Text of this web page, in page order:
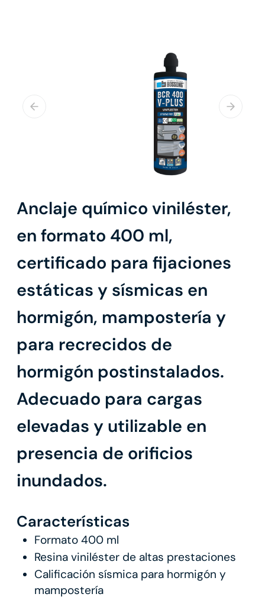
Anclaje químico viniléster,
en formato 400 ml,
certificado para fijaciones
estáticas y sísmicas en
hormigón, mampostería y
para recrecidos de
hormigón postinstalados.
Adecuado para cargas
elevadas y utilizable en
presencia de orificios
inundados.
Características
Formato 400 ml
Resina viniléster de altas prestaciones
Calificación sísmica para hormigón y
mampostería